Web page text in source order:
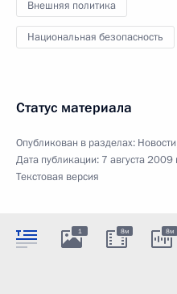
Внешняя политика
Национальная безопасность
Статус материала
Опубликован в разделах: Новости
Дата публикации: 7 августа
Текстовая версия
1 8м 8м